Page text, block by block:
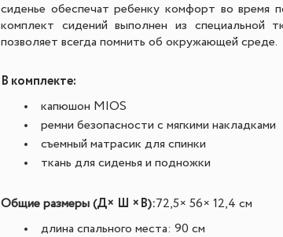
сиденье обеспечат ребенку комфорт во время
комплект сидений выполнен из специальной
позволяет всегда помнить об окружающей среде.
В комплекте:
капюшон MIOS
ремни безопасности с мягкими накладками
съемный матрасик для спинки
ткань для сиденья и подножки
Общие размеры (Д× Ш ×В):72,5× 56× 12,4 см
длина спального места: 90 см